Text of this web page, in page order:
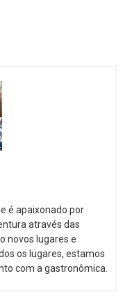
é apaixonado por
através das
novos lugares e
os lugares, estamos
com a gastronômica.